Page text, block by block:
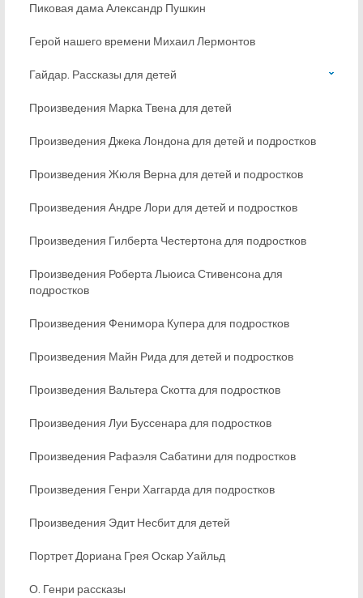
Пиковая дама Александр Пушкин
Герой нашего времени Михаил Лермонтов
Гайдар. Рассказы для детей
Произведения Марка Твена для детей
Произведения Джека Лондона для детей и подростков
Произведения Жюля Верна для детей и подростков
Произведения Андре Лори для детей и подростков
Произведения Гилберта Честертона для подростков
Произведения Роберта Льюиса Стивенсона для
подростков
Произведения Фенимора Купера для подростков
Произведения Майн Рида для детей и подростков
Произведения Вальтера Скотта для подростков
Произведения Луи Буссенара для подростков
Произведения Рафаэля Сабатини для подростков
Произведения Генри Хаггарда для подростков
Произведения Эдит Несбит для детей
Портрет Дориана Грея Оскар Уайльд
О. Генри рассказы